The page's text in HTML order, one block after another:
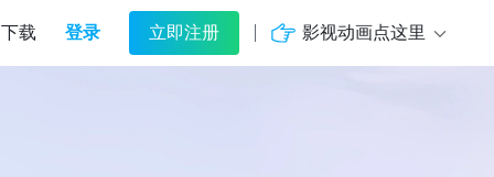
下载 登录 立即注册 影视动画点这里